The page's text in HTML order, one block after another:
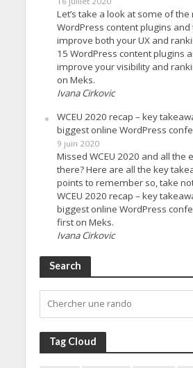
Let’s take a look at some of
WordPress content plugins and
improve both your UX and
15 WordPress content plugins
improve your visibility and
on Meks.
Ivana Cirkovic
WCEU 2020 recap – key
biggest online WordPress
9 juin 2020
Missed WCEU 2020 and all the
there? Here are all the key
points to remember so, take
WCEU 2020 recap – key
biggest online WordPress
first on Meks.
Ivana Cirkovic
Search
Tag Cloud